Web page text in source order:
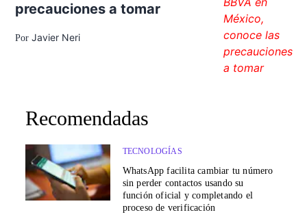
precauciones a tomar
Por Javier Neri
Recomendadas
TECNOLOGÍAS
WhatsApp facilita cambiar tu número
sin perder contactos usando su
función oficial y completando el
proceso de verificación